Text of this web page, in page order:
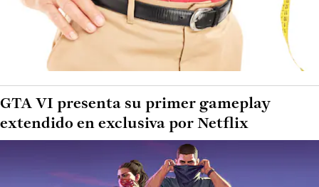
GTA VI presenta su primer gameplay
extendido en exclusiva por Netflix